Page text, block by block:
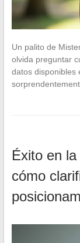
Un palito de
olvida preguntar
datos disponibles
Éxito en
cómo